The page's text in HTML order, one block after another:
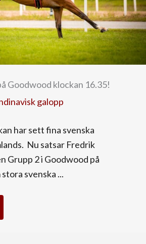
Goodwood klockan 16.35!
galopp
har sett fina svenska
Nu satsar Fredrik
Grupp 2 i Goodwood på
svenska ...